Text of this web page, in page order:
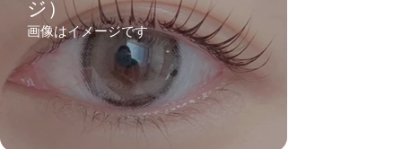
ジ）
画像はイメージです